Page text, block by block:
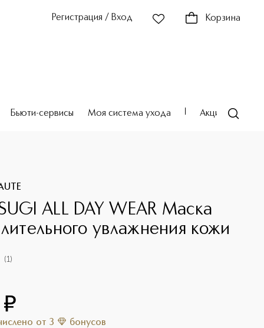
Регистрация / Вход Корзина
Бьюти-сервисы Моя система ухода Акции
ALL DAY WEAR Маска
увлажнения кожи
(1)
¤
от 3 бонусов